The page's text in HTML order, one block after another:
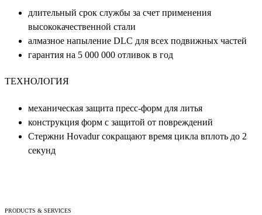
длительный срок службы за счет применения
высококачественной стали
алмазное напыление DLC для всех подвижных частей
гарантия на 5 000 000 отливок в год
ТЕХНОЛОГИЯ
механическая защита пресс-форм для литья
конструкция форм с защитой от повреждений
Стержни Hovadur сокращают время цикла вплоть до 2
секунд
PRODUCTS & SERVICES